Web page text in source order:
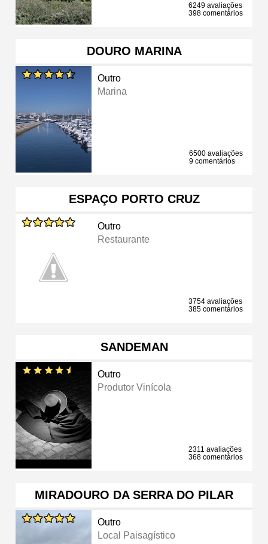
6249 avaliações
398 comentários
DOURO MARINA
Outro
Marina
6500 avaliações
9 comentários
ESPAÇO PORTO CRUZ
Outro
Restaurante
3754 avaliações
385 comentários
SANDEMAN
Outro
Produtor Vinícola
2311 avaliações
368 comentários
MIRADOURO DA SERRA DO PILAR
Outro
Local Paisagístico